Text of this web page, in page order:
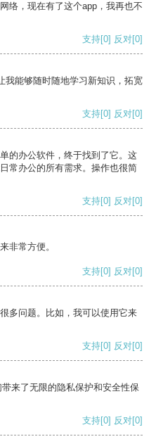
络，现在有了这个app，我再也不
支持[0] 反对[0]
我能够随时随地学习新知识，拓宽
支持[0] 反对[0]
的办公软件，终于找到了它。这
常办公的所有需求。操作也很简
支持[0] 反对[0]
非常方便。
支持[0] 反对[0]
多问题。比如，我可以使用它来
支持[0] 反对[0]
来了无限的隐私保护和安全性保
支持[0] 反对[0]